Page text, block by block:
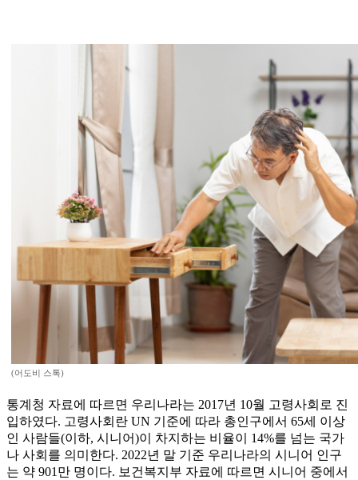
(어도비 스톡)
통계청 자료에 따르면 우리나라는 2017년 10월 고령사회로 진
입하였다. 고령사회란 UN 기준에 따라 총인구에서 65세 이상
인 사람들(이하, 시니어)이 차지하는 비율이 14%를 넘는 국가
나 사회를 의미한다. 2022년 말 기준 우리나라의 시니어 인구
는 약 901만 명이다. 보건복지부 자료에 따르면 시니어 중에서